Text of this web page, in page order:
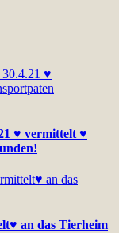
♥ vermittelt ♥
an das Tierheim